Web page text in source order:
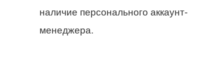
наличие персонального аккаунт-
менеджера.